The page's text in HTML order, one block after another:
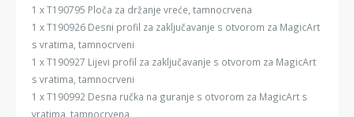
1 x T190795 Ploča za držanje vreće, tamnocrvena
1 x T190926 Desni profil za zaključavanje s otvorom za MagicArt
s vratima, tamnocrveni
1 x T190927 Lijevi profil za zaključavanje s otvorom za MagicArt
s vratima, tamnocrveni
1 x T190992 Desna ručka na guranje s otvorom za MagicArt s
vratima, tamnocrvena